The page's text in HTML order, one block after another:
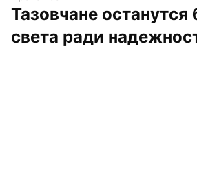
Тазовчане останутся
света ради